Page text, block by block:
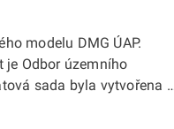
modelu DMG ÚAP.
je Odbor územního
sada byla vytvořena v